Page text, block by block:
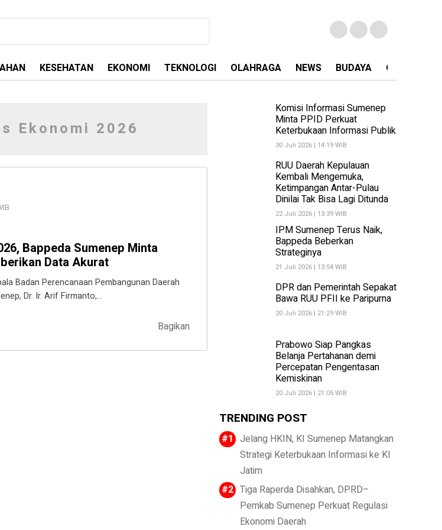
KESEHATAN EKONOMI TEKNOLOGI OLAHRAGA NEWS BUDAYA OPINI
Ekonomi 2026
Bappeda Sumenep Minta
Data Akurat
Badan Perencanaan Pembangunan Daerah
Dr. Ir. Arif Firmanto,…
Bagikan
Komisi Informasi Sumenep
Minta PPID Perkuat
Keterbukaan Informasi Publik
30 Juli 2026 | 14:19 WIB
RUU Daerah Kepulauan
Kembali Mengemuka,
Ketimpangan Antar-Pulau
Dinilai Tak Bisa Lagi Ditunda
22 Juli 2026 | 13:39 WIB
IPM Sumenep Terus Naik,
Bappeda Beberkan
Strateginya
21 Juli 2026 | 13:54 WIB
DPR dan Pemerintah Sepakat
Bawa RUU PFII ke Paripurna
20 Juli 2026 | 21:29 WIB
Prabowo Siap Pangkas
Belanja Pertahanan demi
Percepatan Pengentasan
Kemiskinan
20 Juli 2026 | 21:05 WIB
TRENDING POST
Jelang HKIN, KI Sumenep Matangkan
Strategi Keterbukaan Informasi ke KI
Jatim
Tiga Raperda Disahkan, DPRD–
Pemkab Sumenep Perkuat Regulasi
Ekonomi Daerah